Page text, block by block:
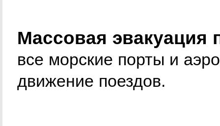
Массовая эвакуация
все морские порты и
движение поездов.